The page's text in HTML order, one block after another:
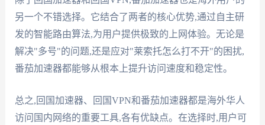
另一个不错选择。它结合了两者的核心优势,通过自主研
发的智能路由算法,为用户提供极致的上网体验。无论是
解决"多号"的问题,还是应对"莱索托怎么打不开"的困扰,
番茄加速器都能够从根本上提升访问速度和稳定性。
总之,回国加速器、回国VPN和番茄加速器都是海外华人
访问国内网络的重要工具,各有优缺点。在选择时,用户可